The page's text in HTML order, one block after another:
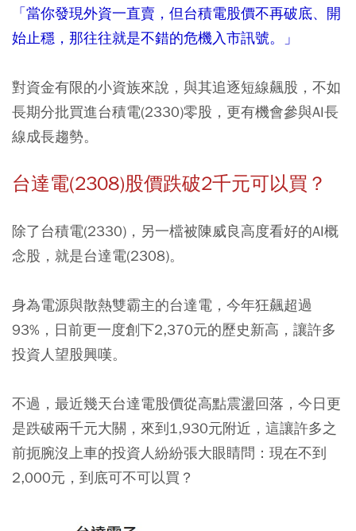
「當你發現外資一直賣，但台積電股價不再破底、開
始止穩，那往往就是不錯的危機入市訊號。」
對資金有限的小資族來說，與其追逐短線飆股，不如
長期分批買進台積電(2330)零股，更有機會參與AI長
線成長趨勢。
台達電(2308)股價跌破2千元可以買？
除了台積電(2330)，另一檔被陳威良高度看好的AI概
念股，就是台達電(2308)。
身為電源與散熱雙霸主的台達電，今年狂飆超過
93%，日前更一度創下2,370元的歷史新高，讓許多
投資人望股興嘆。
不過，最近幾天台達電股價從高點震盪回落，今日更
是跌破兩千元大關，來到1,930元附近，這讓許多之
前扼腕沒上車的投資人紛紛張大眼睛問：現在不到
2,000元，到底可不可以買？